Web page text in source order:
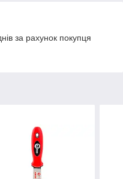
за рахунок покупця